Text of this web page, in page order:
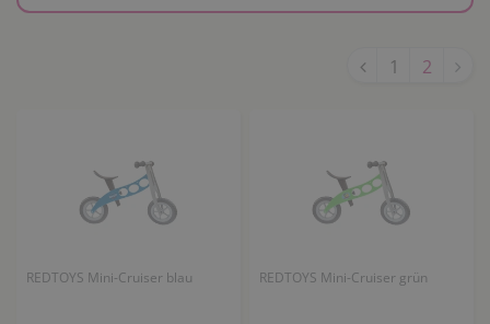
1 2
REDTOYS Mini-Cruiser blau REDTOYS Mini-Cruiser grün